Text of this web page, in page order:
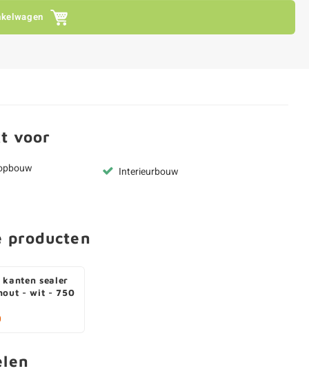
voor
Interieurbouw
producten
kanten sealer
- wit - 750